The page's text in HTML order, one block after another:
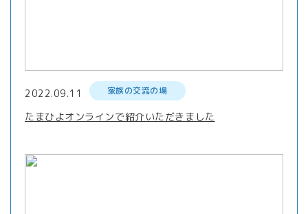
2022.09.11 家族の交流の場
たまひよオンラインで紹介いただきました